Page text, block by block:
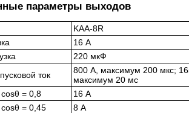
параметры выходов
KAA-8R
16 А
220 мкФ
ток
800 А, максимум 200 мкс;
максимум 20 мс
cosθ = 0,8
16 А
cosθ = 0,45
8 А